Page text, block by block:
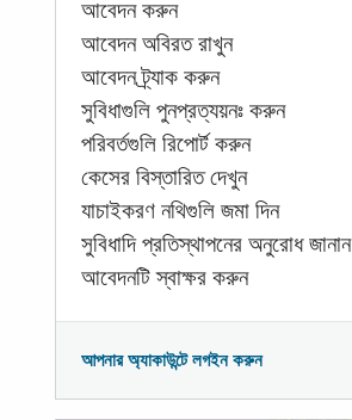
আবেদন করুন
আবেদন অবিরত রাখুন
আবেদন ট্র্যাক করুন
সুবিধাগুলি পুনপ্রত্যয়নঃ করুন
পরিবর্তগুলি রিপোর্ট করুন
কেসের বিস্তারিত দেখুন
যাচাইকরণ নথিগুলি জমা দিন
সুবিধাদি প্রতিস্থাপনের অনুরোধ জানান
আবেদনটি স্বাক্ষর করুন
আপনার অ্যাকাউন্টে লগইন করুন